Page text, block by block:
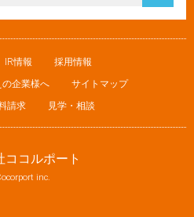
IR情報
採用情報
企業様へ
サイトマップ
請求
見学・相談
ココルポート
inc.